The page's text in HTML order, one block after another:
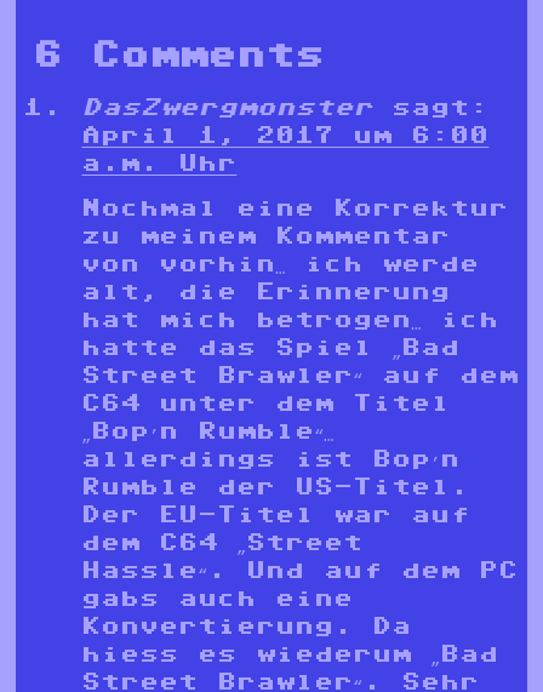
6 Comments
DasZwergmonster
sagt:
April 1, 2017 um 6:00
a.m. Uhr
Nochmal eine Korrektur
zu meinem Kommentar
von vorhin… ich werde
alt, die Erinnerung
hat mich betrogen… ich
hatte das Spiel „Bad
Street Brawler“ auf dem
C64 unter dem Titel
„Bop’n Rumble“…
allerdings ist Bop’n
Rumble der US-Titel.
Der EU-Titel war auf
dem C64 „Street
Hassle“. Und auf dem PC
gabs auch eine
Konvertierung. Da
hiess es wiederum „Bad
Street Brawler“. Sehr